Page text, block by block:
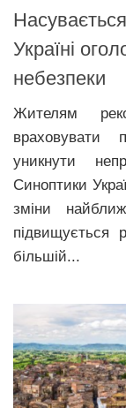
Культура
Шоу-біз
#Війна
Україні
небезпеки
Жителям
враховувати
уникнути
Синоптики
зміни
підвищується
більшій...